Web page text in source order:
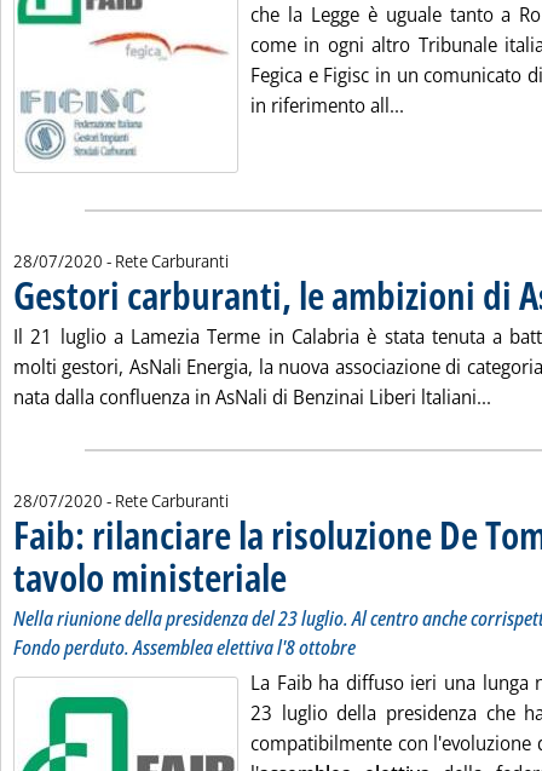
che la Legge è uguale tanto a
come in ogni altro Tribunale
Fegica e Figisc in un comunicato
in riferimento all...
28/07/2020 - Rete Carburanti
Gestori carburanti, le ambizioni di
Il 21 luglio a Lamezia Terme in Calabria è stata tenuta a
molti gestori, AsNali Energia, la nuova associazione di
nata dalla confluenza in AsNali di Benzinai Liberi ltaliani...
28/07/2020 - Rete Carburanti
Faib: rilanciare la risoluzione De
tavolo ministeriale
Nella riunione della presidenza del 23 luglio. Al centro anche
Fondo perduto. Assemblea elettiva l'8 ottobre
La Faib ha diffuso ieri una lunga
23 luglio della presidenza che
compatibilmente con l'evoluzione